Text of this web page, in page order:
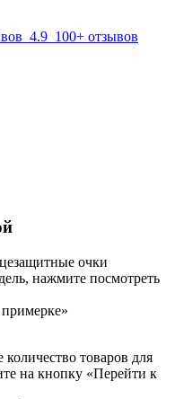
4.9 100+ отзывов
очки
нажмите посмотреть
товаров для
на кнопку «Перейти к